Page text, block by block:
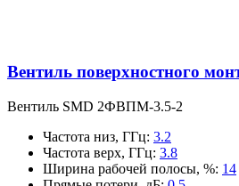
Вентиль поверхностного
Вентиль SMD 2ФВПМ-3.5-2
Частота низ, ГГц: 3.2
Частота верх, ГГц: 3.8
Ширина рабочей полосы, %: 14